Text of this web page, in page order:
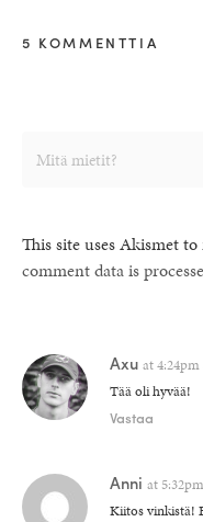
5 KOMMENTTIA
This site uses Akismet to
comment data is
Axu at4:24pm
Tää oli hyvää!
Vastaa
Anni at
Kiitos vinkistä!